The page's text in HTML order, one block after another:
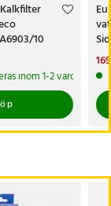
10
:249 kr
inom 1-2 vardagar